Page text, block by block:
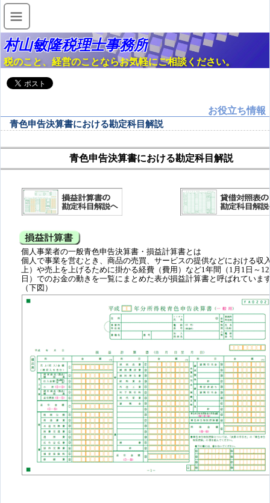
村山敏隆税理士事務所
税のこと、経営のことならお気軽にご相談ください。
お役立ち情報
青色申告決算書における勘定科目解説
青色申告決算書における勘定科目解説
個人事業者の一般青色申告決算書・損益計算書とは
個人で事業を営むとき、商品の売買、サービスの提供などにおける収
上）や売上を上げるために掛かる経費（費用）など1年間（1月1日～
日）でのお金の動きを一覧にまとめた表が損益計算書と呼ばれていま
（下図）